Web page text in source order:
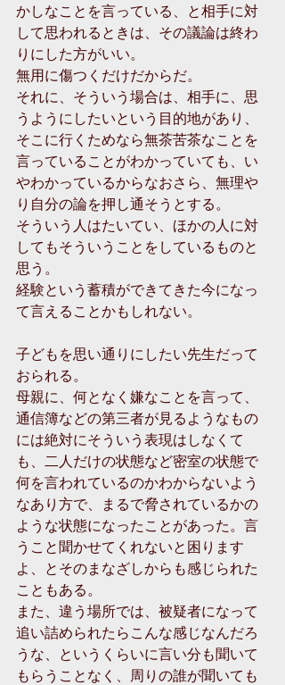
かしなことを言っている、と相手に対
して思われるときは、その議論は終わ
りにした方がいい。
無用に傷つくだけだからだ。
それに、そういう場合は、相手に、思
うようにしたいという目的地があり、
そこに行くためなら無茶苦茶なことを
言っていることがわかっていても、い
やわかっているからなおさら、無理や
り自分の論を押し通そうとする。
そういう人はたいてい、ほかの人に対
してもそういうことをしているものと
思う。
経験という蓄積ができてきた今になっ
て言えることかもしれない。
子どもを思い通りにしたい先生だって
おられる。
母親に、何となく嫌なことを言って、
通信簿などの第三者が見るようなもの
には絶対にそういう表現はしなくて
も、二人だけの状態など密室の状態で
何を言われているのかわからないよう
なあり方で、まるで脅されているかの
ような状態になったことがあった。言
うこと聞かせてくれないと困ります
よ、とそのまなざしからも感じられた
こともある。
また、違う場所では、被疑者になって
追い詰められたらこんな感じなんだろ
うな、というくらいに言い分も聞いて
もらうことなく、周りの誰が聞いても